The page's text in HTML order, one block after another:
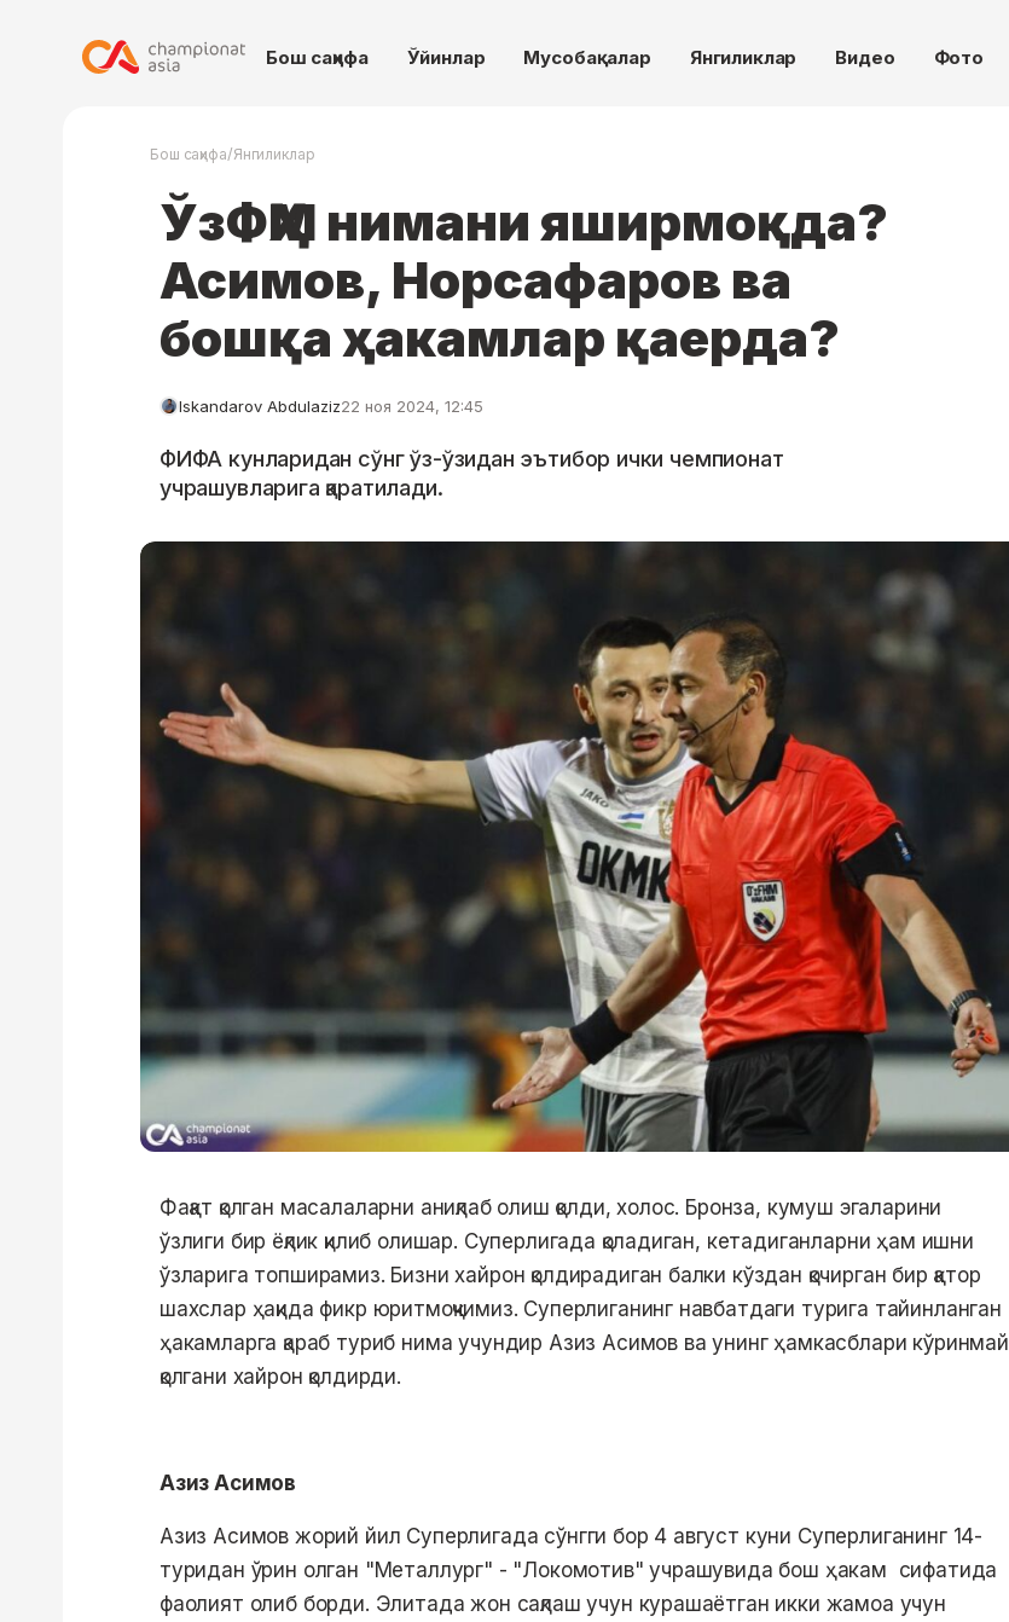
Бош саҳифа Ўйинлар Мусобақалар Янгиликлар Видео Фото
Бош саҳифа/Янгиликлар
ЎзФҲМ нимани яширмоқда?
Асимов, Норсафаров ва
бошқа ҳакамлар қаерда?
Iskandarov Abdulaziz22 ноя 2024, 12:45
ФИФА кунларидан сўнг ўз-ўзидан эътибор ички чемпионат
учрашувларига қаратилади.
Фақат қолган масалаларни аниқлаб олиш қолди, холос. Бронза, кумуш эгаларини
ўзлиги бир ёқлик қилиб олишар. Суперлигада қоладиган, кетадиганларни ҳам ишни
ўзларига топширамиз. Бизни хайрон қолдирадиган балки кўздан қочирган бир қатор
шахслар ҳақида фикр юритмоқчимиз. Суперлиганинг навбатдаги турига тайинланган
ҳакамларга қараб туриб нима учундир Азиз Асимов ва унинг ҳамкасблари кўринмай
қолгани хайрон қолдирди.
Азиз Асимов
Азиз Асимов жорий йил Суперлигада сўнгги бор 4 август куни Суперлиганинг 14-
туридан ўрин олган "Металлург" - "Локомотив" учрашувида бош ҳакам сифатида
фаолият олиб борди. Элитада жон сақлаш учун курашаётган икки жамоа учун